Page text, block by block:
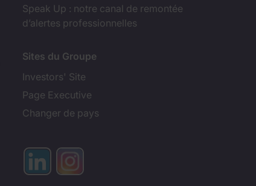
Speak Up : notre canal de remontée
d’alertes professionnelles
Sites du Groupe
Investors' Site
Page Executive
Changer de pays